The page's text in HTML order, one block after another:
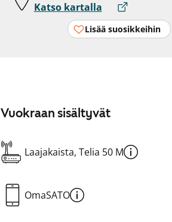
Katso kartalla
Lisää suosikkeihin
Vuokraan sisältyvät
Laajakaista, Telia 50 M
OmaSATO